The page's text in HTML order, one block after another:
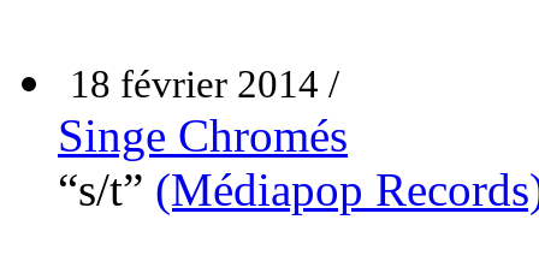
18 février 2014 /
Singe Chromés
“s/t” (Médiapop